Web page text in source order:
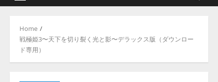
Home
戦極姫3〜天下を切り裂く光と影〜デラックス版（ダウンロー
ド専用）